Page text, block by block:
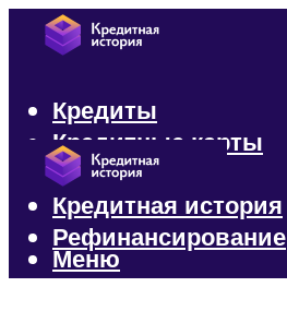
Кредиты
Кредитные карты
Микрозаймы
Кредитная история
Рефинансирование
Меню